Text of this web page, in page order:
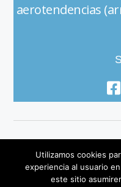
aerotendencias
© 2019
Utilizamos cookies
experiencia al usuario
este sitio